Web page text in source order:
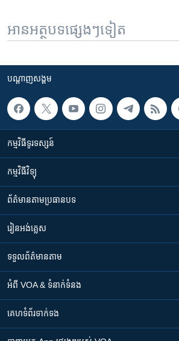
អានអត្ថបទផ្សេងៗទៀត
បណ្តាញ​សង្គម
កម្មវិធី​ទូរទស្សន៍
កម្មវិធី​វិទ្យុ
ព័ត៌មាន​តាមប្រធានបទ​
រៀន​​អង់គ្លេស
ទទួល​ព័ត៌មាន​តាម
អំពី​ VOA & ទំនាក់ទំនង
គេហទំព័រ​​ទាក់ទង